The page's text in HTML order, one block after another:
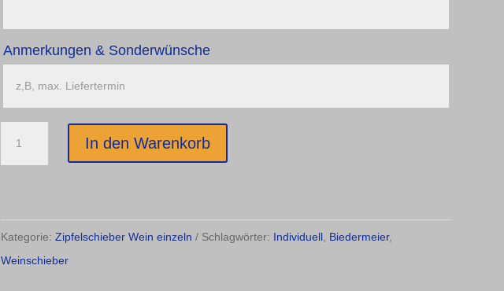
Anmerkungen & Sonderwünsche
In den Warenkorb
Kategorie:Zipfelschieber Wein einzeln Schlagwörter: Individuell Biedermeier,
Weinschieber